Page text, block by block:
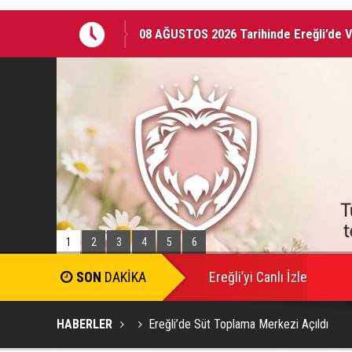
08 AĞUSTOS 2026 Tarihinde Ereğli’de
Ereğli Kaymakam Genel, Genç
1 2 3 4 5 6
SON DAKİKA Ereğli’yi Canlı İzle
HABERLER Ereğli’de Süt Toplama Merkezi Açıldı